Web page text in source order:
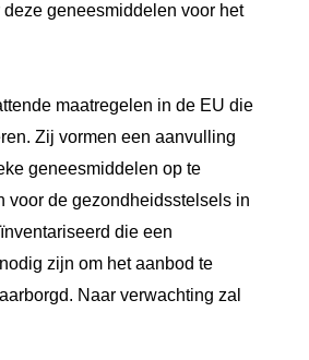
geneesmiddelen voor het
maatregelen in de EU die
Zij vormen een aanvulling
geneesmiddelen op te
voor de gezondheidsstelsels in
die een
zijn om het aanbod te
Naar verwachting zal